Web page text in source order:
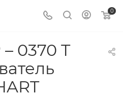
0
0370 T